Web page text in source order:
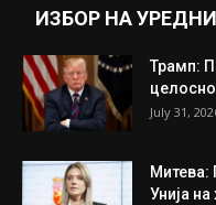
ИЗБОР НА
Трамп:
July 31,
Митева:
Унија